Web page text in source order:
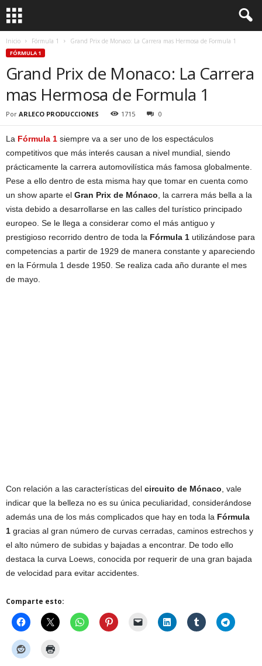
Inicio Fórmula 1 Grand Prix de Monaco: La Carrera mas Hermosa de Formula 1
FÓRMULA 1
Grand Prix de Monaco: La Carrera
mas Hermosa de Formula 1
Por ARLECO PRODUCCIONES 1715 0
La Fórmula 1 siempre va a ser uno de los espectáculos
competitivos que más interés causan a nivel mundial, siendo
prácticamente la carrera automovilística más famosa globalmente.
Pese a ello dentro de esta misma hay que tomar en cuenta como
un show aparte el Gran Prix de Mónaco , la carrera más bella a la
vista debido a desarrollarse en las calles del turístico principado
europeo. Se le llega a considerar como el más antiguo y
prestigioso recorrido dentro de toda la Fórmula 1 utilizándose para
competencias a partir de 1929 de manera constante y apareciendo
en la Fórmula 1 desde 1950. Se realiza cada año durante el mes
de mayo.
Con relación a las características del circuito de Mónaco , vale
indicar que la belleza no es su única peculiaridad, considerándose
además una de los más complicados que hay en toda la Fórmula
1 gracias al gran número de curvas cerradas, caminos estrechos y
el alto número de subidas y bajadas a encontrar. De todo ello
destaca la curva Loews, conocida por requerir de una gran bajada
de velocidad para evitar accidentes.
Comparte esto: